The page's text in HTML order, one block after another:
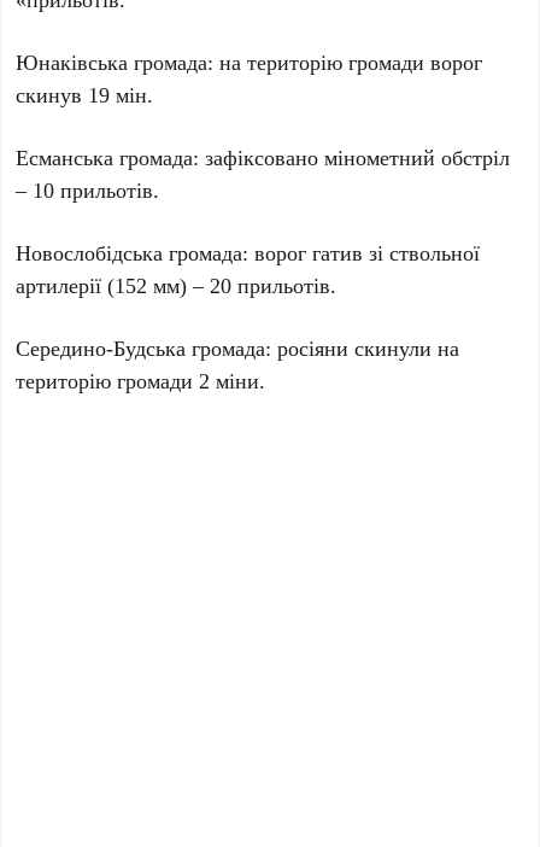
Юнаківська громада: на територію громади ворог
скинув 19 мін.
Есманська громада: зафіксовано мінометний обстріл
– 10 прильотів.
Новослобідська громада: ворог гатив зі ствольної
артилерії (152 мм) – 20 прильотів.
Середино-Будська громада: росіяни скинули на
територію громади 2 міни.